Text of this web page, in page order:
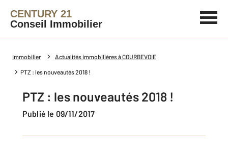
CENTURY 21
Conseil Immobilier
Immobilier Actualités immobilières à COURBEVOIE
PTZ : les nouveautés 2018 !
PTZ : les nouveautés 2018 !
Publié le 09/11/2017